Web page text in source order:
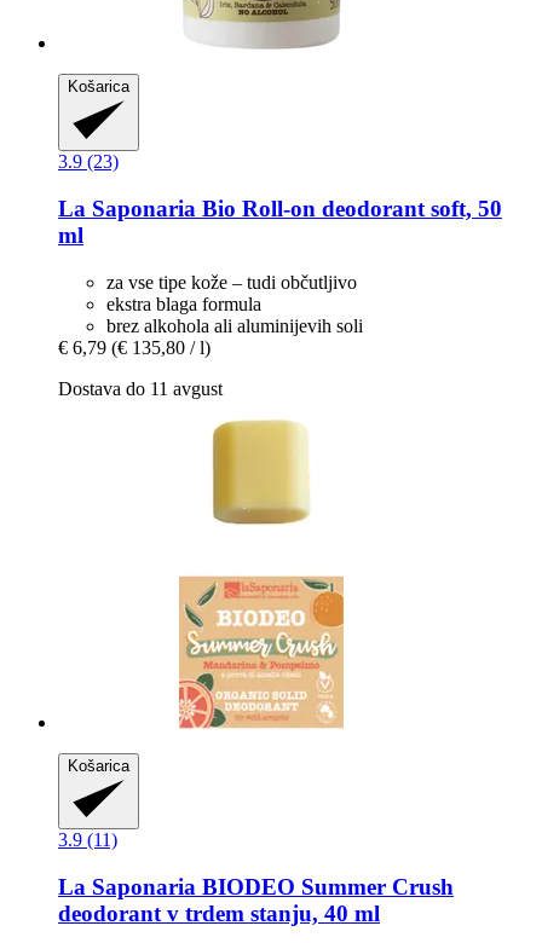
Košarica
3.9 (23)
La Saponaria Bio Roll-​on deodorant soft, 50
ml
za vse tipe kože – tudi občutljivo
ekstra blaga formula
brez alkohola ali aluminijevih soli
€ 6,79 (€ 135,80 / l)
Dostava do 11 avgust
Košarica
3.9 (11)
La Saponaria BIODEO Summer Crush
deodorant v trdem stanju, 40 ml